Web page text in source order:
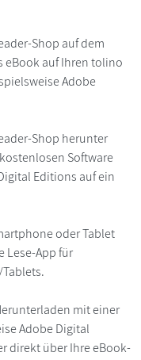
Shop auf dem
eBook auf Ihren tolino
Adobe
Shop herunter
Software
Editions auf ein
oder Tablet
Lese-App für
mit einer
Adobe Digital
direkt über Ihre eBook-